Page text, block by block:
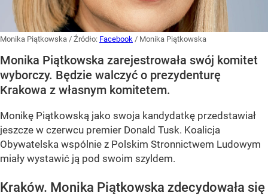
Monika Piątkowska / Źródło: Facebook / Monika Piątkowska
Monika Piątkowska zarejestrowała swój komitet
wyborczy. Będzie walczyć o prezydenturę
Krakowa z własnym komitetem.
Monikę Piątkowską jako swoja kandydatkę przedstawiał
jeszcze w czerwcu premier Donald Tusk. Koalicja
Obywatelska wspólnie z Polskim Stronnictwem Ludowym
miały wystawić ją pod swoim szyldem.
Kraków. Monika Piątkowska zdecydowała się